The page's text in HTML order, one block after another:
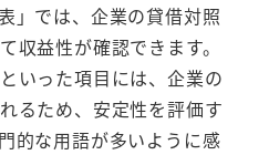
」では、企業の貸借対照
収益性が確認できます。
いった項目には、企業の
るため、安定性を評価す
的な用語が多いように感